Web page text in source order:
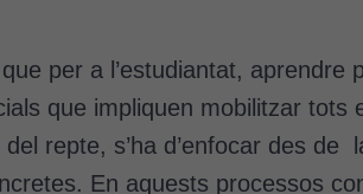
per a l’estudiantat,
que impliquen mobilitzar
repte, s’ha d’enfocar des de
En aquests processos